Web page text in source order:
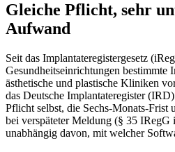
Gleiche Pflicht, sehr
Aufwand
Seit das Implantateregistergesetz
Gesundheitseinrichtungen
ästhetische und plastische Kliniken
das Deutsche Implantateregister
Pflicht selbst, die Sechs-Monats-Frist
bei verspäteter Meldung (§ 35
unabhängig davon, mit welcher